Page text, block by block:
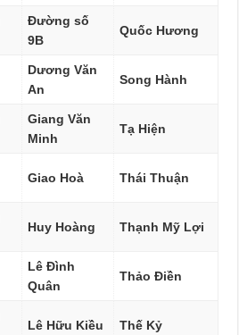
Đường số
9B
Quốc Hương
Dương Văn
An
Song Hành
Giang Văn
Minh
Tạ Hiện
Giao Hoà Thái Thuận
Huy Hoàng Thạnh Mỹ Lợi
Lê Đình
Quân
Thảo Điền
Lê Hữu Kiều Thế Kỷ